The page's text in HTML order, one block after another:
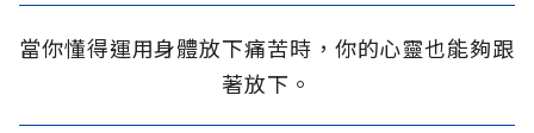
當你懂得運用身體放下痛苦時，你的心靈也能夠跟
著放下。